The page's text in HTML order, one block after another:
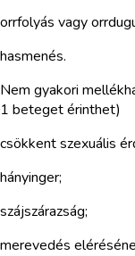
orrfolyás vagy
hasmenés.
Nem gyakori
1 beteget érinthet)
csökkent szexuális
hányinger;
szájszárazság;
merevedés